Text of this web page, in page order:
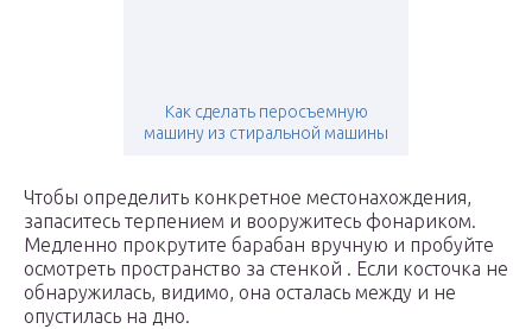
Как сделать перосъемную
машину из стиральной машины
Чтобы определить конкретное местонахождения,
запаситесь терпением и вооружитесь фонариком.
Медленно прокрутите барабан вручную и пробуйте
осмотреть пространство за стенкой . Если косточка не
обнаружилась, видимо, она осталась между и не
опустилась на дно.